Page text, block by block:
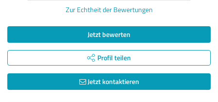
Zur Echtheit der Bewertungen
Jetzt bewerten
Profil teilen
Jetzt kontaktieren